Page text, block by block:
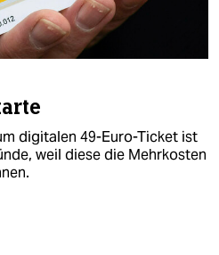
digitalen 49-Euro-Ticket ist
weil diese die Mehrkosten